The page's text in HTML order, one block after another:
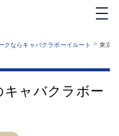
クならキャバクラボーイルート > 東京
ャバクラボー